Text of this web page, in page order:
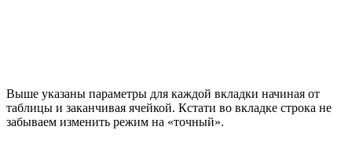
Выше указаны параметры для каждой вкладки начиная от
таблицы и заканчивая ячейкой. Кстати во вкладке строка не
забываем изменить режим на «точный».